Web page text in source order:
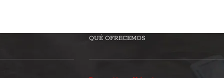
QUÉ OFRECEMOS